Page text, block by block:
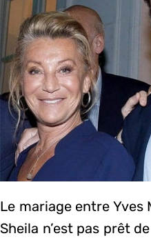
Le mariage entre Yves
Sheila n’est pas prêt